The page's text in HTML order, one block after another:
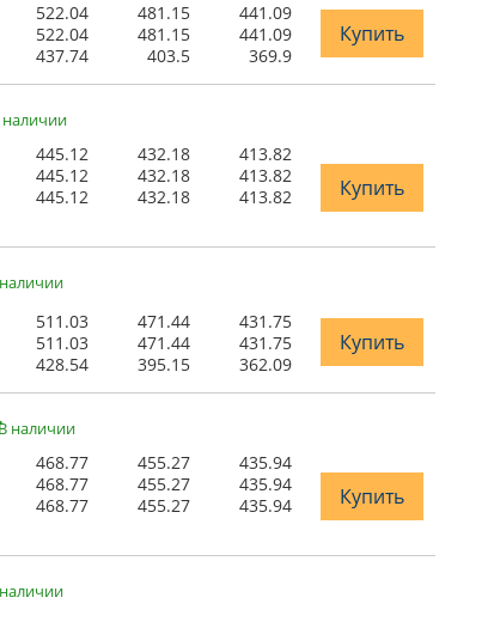
522.04 481.15
441.09
522.04 481.15
441.09
437.74 403.5 369.9
Купить
445.12 432.18
413.82
445.12 432.18
413.82
445.12 432.18 413.82 Купить
511.03 471.44
431.75
511.03 471.44
431.75
428.54 395.15 362.09
Купить
наличии
468.77 455.27
435.94
468.77 455.27
435.94
468.77 455.27 435.94 Купить